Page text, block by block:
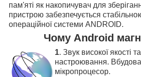
пам'яті як накопичувач для
пристрою забезпечується
операційної системи ANDROID.
Чому Android
1. Звук високої якості
настроювання.
мікропроцесор.